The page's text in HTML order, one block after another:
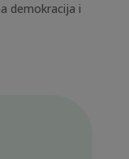
demokracija i